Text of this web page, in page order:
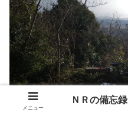
メニュー
ＮＲの備忘録